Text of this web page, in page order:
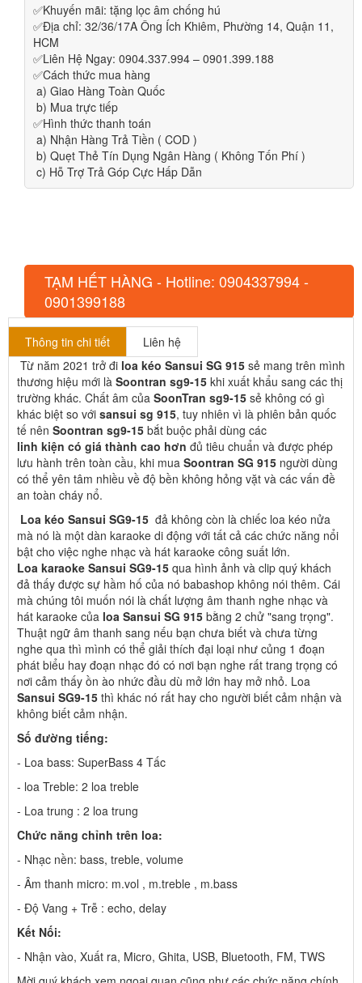
✅Khuyến mãi: tặng lọc âm chống hú
✅Địa chỉ: 32/36/17A Ông Ích Khiêm, Phường 14, Quận 11,
HCM
✅Liên Hệ Ngay: 0904.337.994 – 0901.399.188
✅Cách thức mua hàng
a) Giao Hàng Toàn Quốc
b) Mua trực tiếp
✅Hình thức thanh toán
a) Nhận Hàng Trả Tiền ( COD )
b) Quẹt Thẻ Tín Dụng Ngân Hàng ( Không Tốn Phí )
c) Hỗ Trợ Trả Góp Cực Hấp Dẫn
TẠM HẾT HÀNG - Hotline: 0904337994 -
0901399188
Thông tin chi tiết
Liên hệ
Từ năm 2021 trở đi loa kéo Sansui SG 915 sẻ mang trên mình
thương hiệu mới là Soontran sg9-15 khi xuất khẩu sang các thị
trường khác. Chất âm của SoonTran sg9-15 sẻ không có gì
khác biệt so với sansui sg 915, tuy nhiên vì là phiên bản quốc
tế nên Soontran sg9-15 bắt buộc phải dùng các
linh kiện có giá thành cao hơn đủ tiêu chuẩn và được phép
lưu hành trên toàn cầu, khi mua Soontran SG 915 người dùng
có thể yên tâm nhiều về độ bền không hỏng vặt và các vấn đề
an toàn cháy nổ.
Loa kéo Sansui SG9-15 đả không còn là chiếc loa kéo nửa
mà nó là một dàn karaoke di động với tất cả các chức năng nổi
bật cho việc nghe nhạc và hát karaoke công suất lớn.
Loa karaoke Sansui SG9-15 qua hình ảnh và clip quý khách
đả thấy được sự hầm hố của nó babashop không nói thêm. Cái
mà chúng tôi muốn nói là chất lượng âm thanh nghe nhạc và
hát karaoke của loa Sansui SG 915 bằng 2 chử "sang trọng".
Thuật ngữ âm thanh sang nếu bạn chưa biết và chưa từng
nghe qua thì mình có thể giải thích đại loại như củng 1 đoạn
phát biểu hay đoạn nhạc đó có nơi bạn nghe rất trang trọng có
nơi cảm thấy ồn ào nhức đầu dù mở lớn hay mở nhỏ. Loa
Sansui SG9-15 thì khác nó rất hay cho người biết cảm nhận và
không biết cảm nhận.
Số đường tiếng:
- Loa bass: SuperBass 4 Tấc
- loa Treble: 2 loa treble
- Loa trung : 2 loa trung
Chức năng chỉnh trên loa:
- Nhạc nền: bass, treble, volume
- Âm thanh micro: m.vol , m.treble , m.bass
- Độ Vang + Trễ : echo, delay
Kết Nối:
- Nhận vào, Xuất ra, Micro, Ghita, USB, Bluetooth, FM, TWS